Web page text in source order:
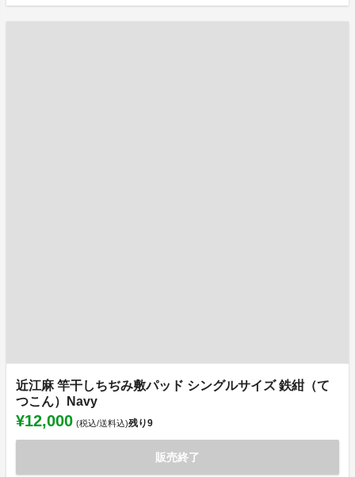
近江麻 竿干しちぢみ敷パッド シングルサイズ 鉄紺（て
つこん）Navy
¥12,000 (税込/送料込)残り9
販売終了